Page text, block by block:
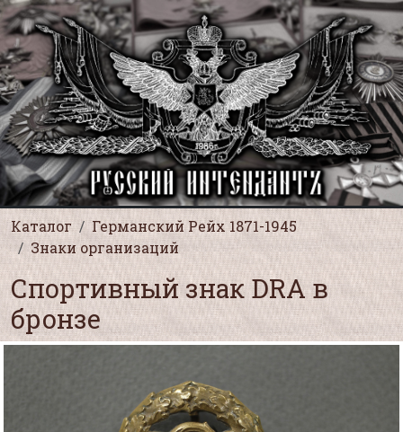
Каталог
Германский Рейх 1871-1945
Знаки организаций
Спортивный знак DRA в
бронзе